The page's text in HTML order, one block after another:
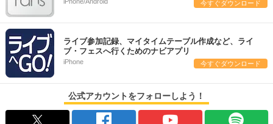
今すぐダウンロード
ライブ参加記録、マイタイムテーブル作成など、ライ
ブ・フェスへ行くためのナビアプリ
iPhone 今すぐダウンロード
公式アカウントをフォローしよう！